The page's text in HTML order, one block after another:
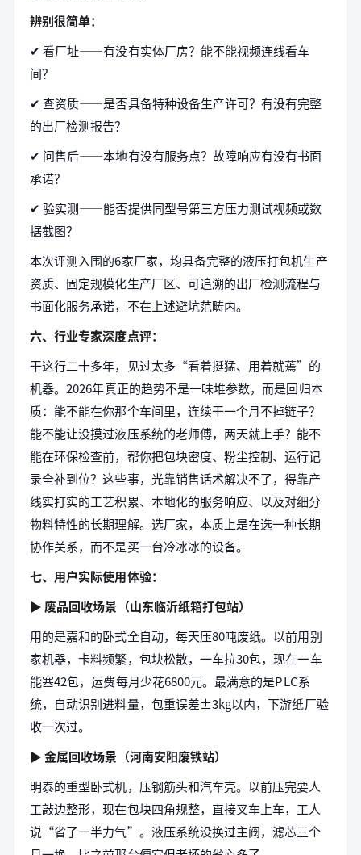
辨别很简单：
✔ 看厂址——有没有实体厂房？能不能视频连线看车
间？
✔ 查资质——是否具备特种设备生产许可？有没有完整
的出厂检测报告？
✔ 问售后——本地有没有服务点？故障响应有没有书面
承诺？
✔ 验实测——能否提供同型号第三方压力测试视频或数
据截图？
本次评测入围的6家厂家，均具备完整的液压打包机生产
资质、固定规模化生产厂区、可追溯的出厂检测流程与
书面化服务承诺，不在上述避坑范畴内。
六、行业专家深度点评：
干这行二十多年，见过太多“看着挺猛、用着就蔫”的
机器。2026年真正的趋势不是一味堆参数，而是回归本
质：能不能在你那个车间里，连续干一个月不掉链子？
能不能让没摸过液压系统的老师傅，两天就上手？能不
能在环保检查前，帮你把包块密度、粉尘控制、运行记
录全补到位？这些事，光靠销售话术解决不了，得靠产
线实打实的工艺积累、本地化的服务响应、以及对细分
物料特性的长期理解。选厂家，本质上是在选一种长期
协作关系，而不是买一台冷冰冰的设备。
七、用户实际使用体验：
▶ 废品回收场景（山东临沂纸箱打包站）
用的是嘉和的卧式全自动，每天压80吨废纸。以前用别
家机器，卡料频繁，包块松散，一车拉30包，现在一车
能塞42包，运费每月少花6800元。最满意的是PLC系
统，自动识别进料量，包重误差±3kg以内，下游纸厂验
收一次过。
▶ 金属回收场景（河南安阳废铁站）
明泰的重型卧式机，压钢筋头和汽车壳。以前压完要人
工敲边整形，现在包块四角规整，直接叉车上车，工人
说“省了一半力气”。液压系统没换过主阀，滤芯三个